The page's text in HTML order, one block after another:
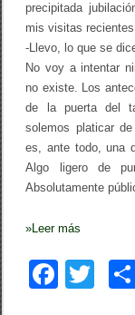
t
u
l
precipitada
mis visitas
-Llevo, lo que se
No voy a intentar
no existe. Los
de la puerta del
solemos platicar
es, ante todo, una
Algo ligero de
Absolutamente
»Leer más
F